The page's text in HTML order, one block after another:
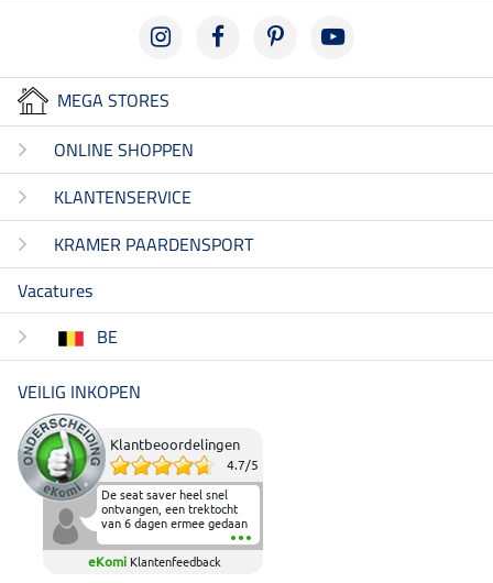
MEGA STORES
ONLINE SHOPPEN
KLANTENSERVICE
KRAMER PAARDENSPORT
Vacatures
BE
VEILIG INKOPEN
Klantbeoordelingen
4.7/5
De seat saver heel snel
ontvangen, een trektocht
van 6 dagen ermee gedaan
en deze heeft de beproeving
fantastisch doorstaan.
Heerlijk zacht om op te
eKomi Klantenfeedback